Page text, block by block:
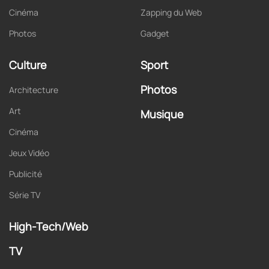
Cinéma
Photos
Zapping du Web
Gadget
Culture
Architecture
Art
Cinéma
Jeux Vidéo
Publicité
Série TV
Sport
Photos
Musique
High-Tech/Web
TV